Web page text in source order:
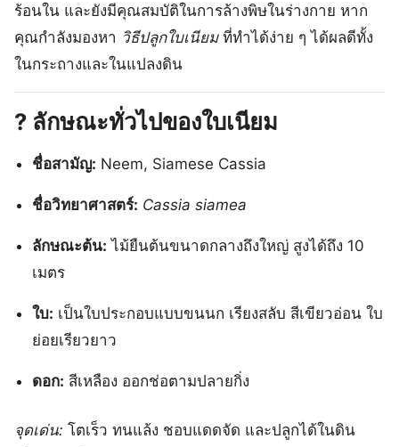
ร้อนใน และยังมีคุณสมบัติในการล้างพิษในร่างกาย หาก
คุณกำลังมองหา วิธีปลูกใบเนียมที่ทำได้ง่าย ๆ ได้ผลดีทั้ง
ในกระถางและในแปลงดิน
? ลักษณะทั่วไปของใบเนียม
ชื่อสามัญ: Neem, Siamese Cassia
ชื่อวิทยาศาสตร์: Cassia siamea
ลักษณะต้น: ไม้ยืนต้นขนาดกลางถึงใหญ่ สูงได้ถึง 10
เมตร
ใบ: เป็นใบประกอบแบบขนนก เรียงสลับ สีเขียวอ่อน ใบ
ย่อยเรียวยาว
ดอก: สีเหลือง ออกช่อตามปลายกิ่ง
จุดเด่น: โตเร็ว ทนแล้ง ชอบแดดจัด และปลูกได้ในดิน